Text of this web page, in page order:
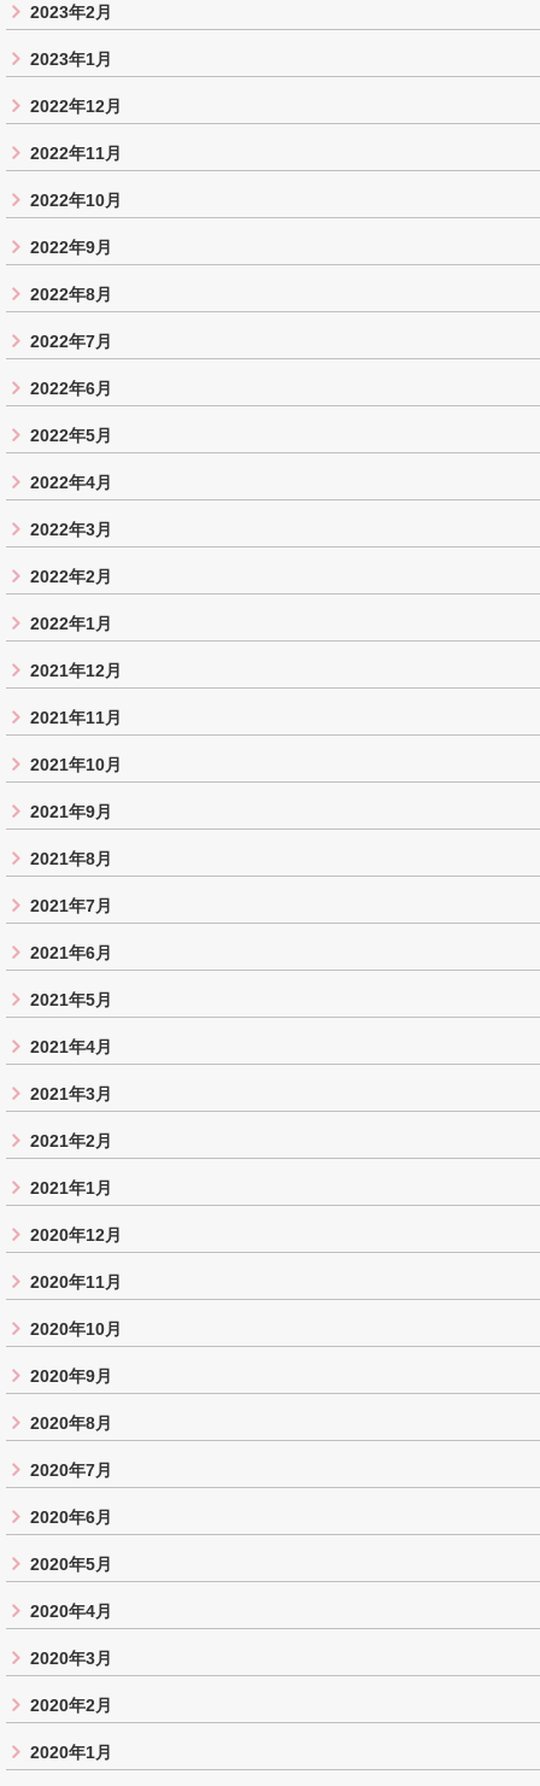
2023年2月
2023年1月
2022年12月
2022年11月
2022年10月
2022年9月
2022年8月
2022年7月
2022年6月
2022年5月
2022年4月
2022年3月
2022年2月
2022年1月
2021年12月
2021年11月
2021年10月
2021年9月
2021年8月
2021年7月
2021年6月
2021年5月
2021年4月
2021年3月
2021年2月
2021年1月
2020年12月
2020年11月
2020年10月
2020年9月
2020年8月
2020年7月
2020年6月
2020年5月
2020年4月
2020年3月
2020年2月
2020年1月